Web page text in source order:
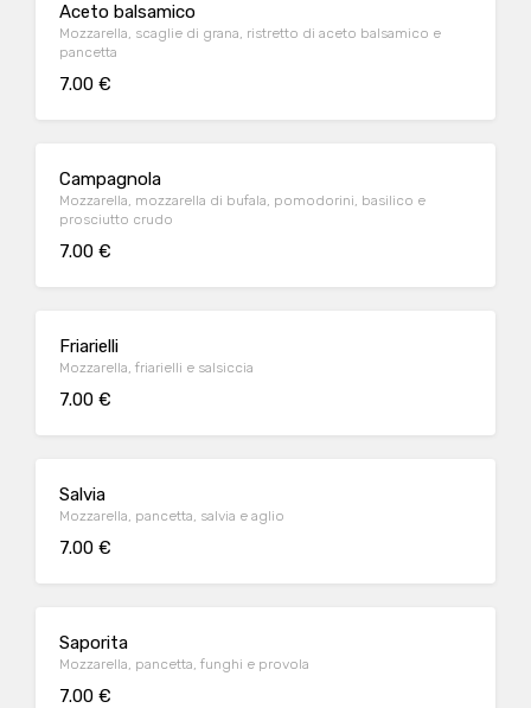
Aceto balsamico
Mozzarella, scaglie di grana, ristretto di aceto balsamico e
pancetta
7.00 €
Campagnola
Mozzarella, mozzarella di bufala, pomodorini, basilico e
prosciutto crudo
7.00 €
Friarielli
Mozzarella, friarielli e salsiccia
7.00 €
Salvia
Mozzarella, pancetta, salvia e aglio
7.00 €
Saporita
Mozzarella, pancetta, funghi e provola
7.00 €